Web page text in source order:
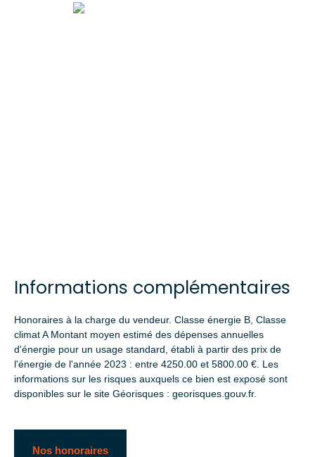
Informations complémentaires
Honoraires à la charge du vendeur. Classe énergie B, Classe
climat A Montant moyen estimé des dépenses annuelles
d'énergie pour un usage standard, établi à partir des prix de
l'énergie de l'année 2023 : entre 4250.00 et 5800.00 €. Les
informations sur les risques auxquels ce bien est exposé sont
disponibles sur le site Géorisques : georisques.gouv.fr.
Nos honoraires